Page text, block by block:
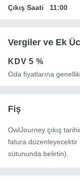
Çıkış Saati 11:00
Vergiler ve Ek
KDV5 %
Oda fiyatlarına
Fiş
OwlJourney çıkış
fatura düzenleyecektir
sütununda belirtin).